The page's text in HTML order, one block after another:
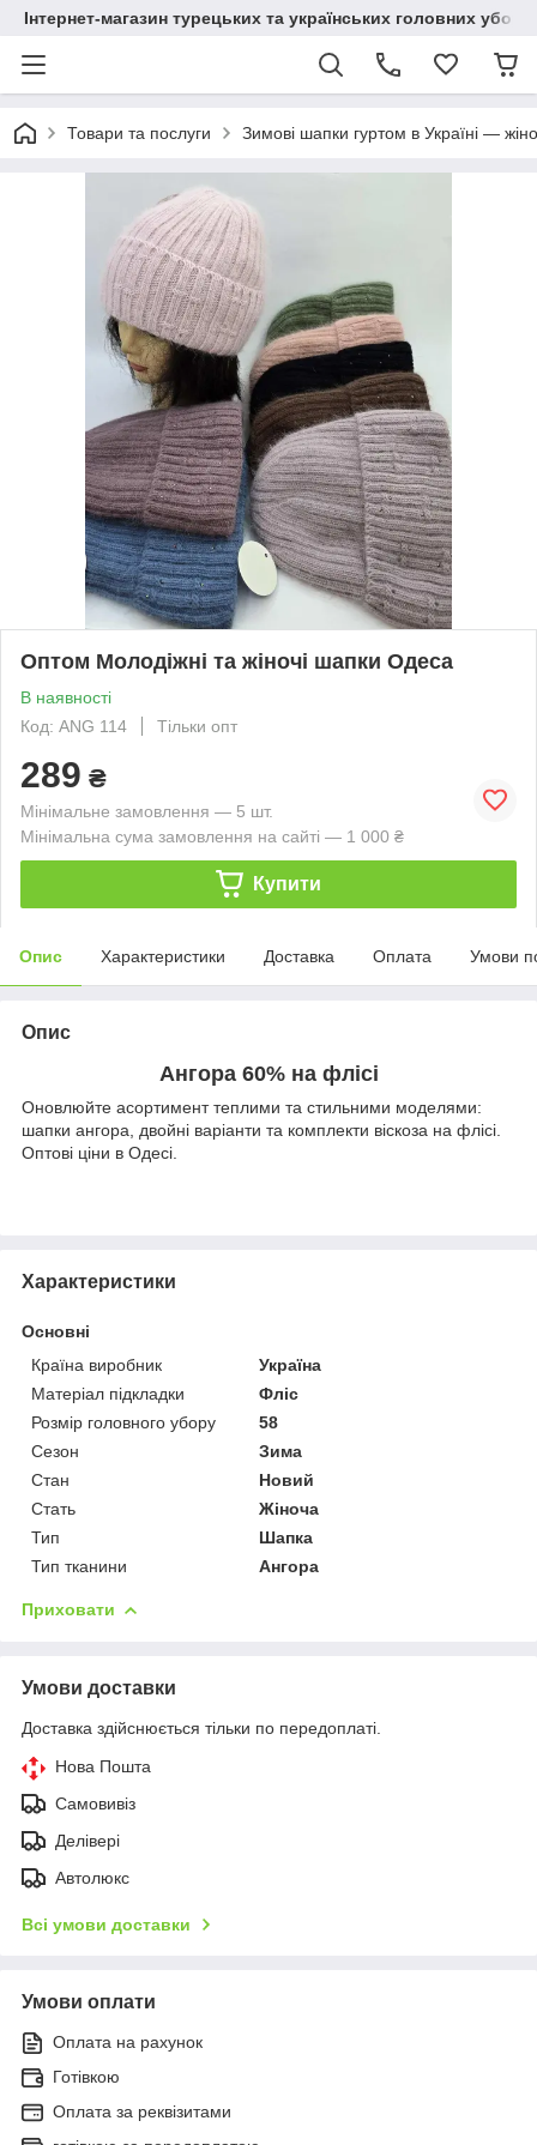
Інтернет-магазин турецьких та українських головних
Товари та послуги Зимові шапки гуртом в Україні —
Оптом Молодіжні та жіночі шапки Одеса
В наявності
Код: ANG 114
Тільки опт
289 ₴
Мінімальне замовлення — 5 шт.
Мінімальна сума замовлення на сайті — 1 000 ₴
Купити
Опис Характеристики Доставка Оплата Умови
Опис
Ангора 60% на флісі
Оновлюйте асортимент теплими та стильними моделями:
шапки ангора, двойні варіанти та комплекти віскоза на флісі.
Оптові ціни в Одесі.
Характеристики
Основні
Країна виробник
Україна
Матеріал підкладки
Фліс
Розмір головного убору
58
Сезон
Зима
Стан
Новий
Стать
Жіноча
Тип
Шапка
Тип тканини
Ангора
Приховати
Умови доставки
Доставка здійснюється тільки по передоплаті.
Нова Пошта
Самовивіз
Делівері
Автолюкс
Всі умови доставки
Умови оплати
Оплата на рахунок
Готівкою
Оплата за реквізитами